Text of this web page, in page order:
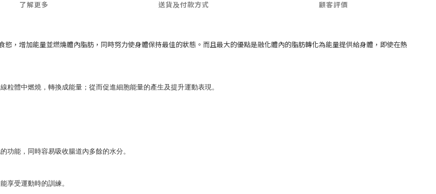
了解更多 送貨及付款方式 顧客評價
慾，增加能量並燃燒體內脂肪，同時努力使身體保持最佳的狀態。而且最大的優點是融化體內的脂肪轉化為能量提供給身體，即使在熱
體中燃燒，轉換成能量；從而促進細胞能量的產生及提升運動表現。
功能，同時容易吸收腸道內多餘的水分。
享受運動時的訓練。